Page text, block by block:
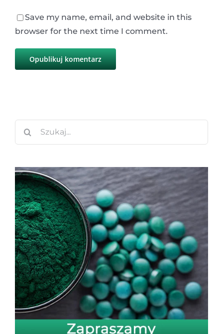
Save my name, email, and website in this
browser for the next time I comment.